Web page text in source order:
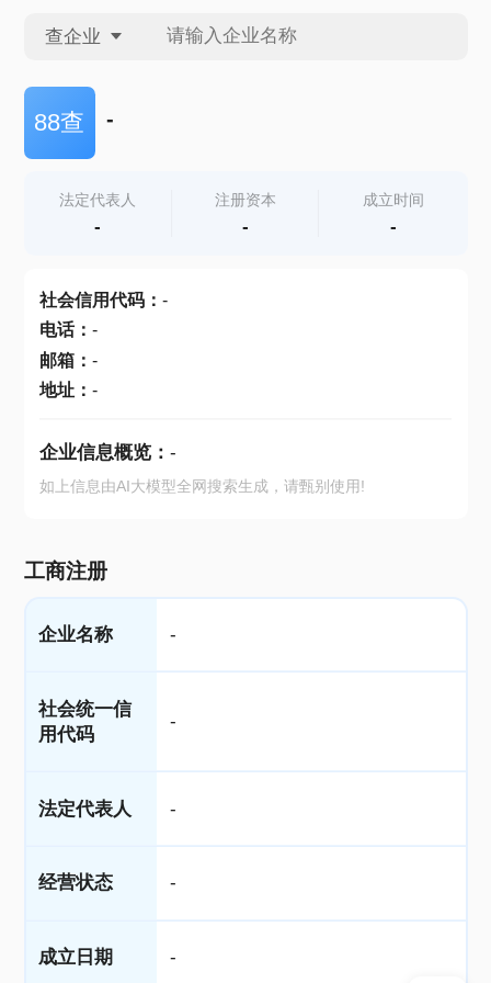
查企业
查企业
查产地
88查 -
法定代表人
-
注册资本
-
成立时间
-
社会信用代码： -
电话： -
邮箱： -
地址： -
企业信息概览： -
如上信息由AI大模型全网搜索生成，请甄别使用!
工商注册
企业名称 -
社会统一信
用代码
-
法定代表人 -
经营状态 -
成立日期 -